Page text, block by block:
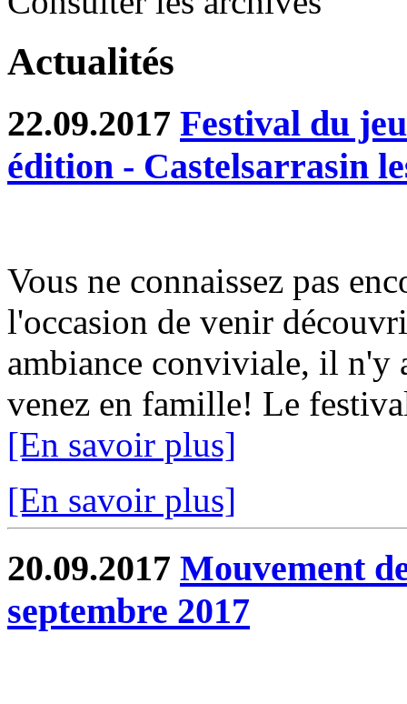
Actualités
22.09.2017 Festival du
édition - Castelsarrasin
Vous ne connaissez pas
l'occasion de venir
ambiance conviviale, il n'y
venez en famille! Le
[En savoir plus]
[En savoir plus]
20.09.2017 Mouvement
septembre 2017